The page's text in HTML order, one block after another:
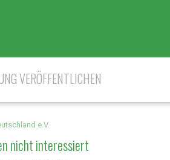
VERÖFFENTLICHEN
e.V.
nicht interessiert